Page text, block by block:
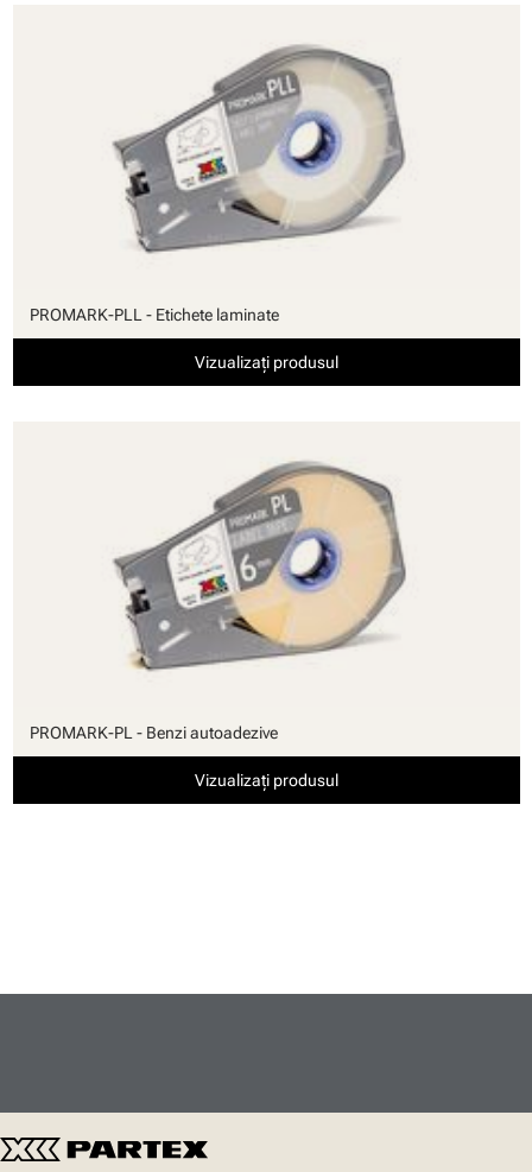
PROMARK-PLL - Etichete laminate
Vizualizați produsul
PROMARK-PL - Benzi autoadezive
Vizualizați produsul